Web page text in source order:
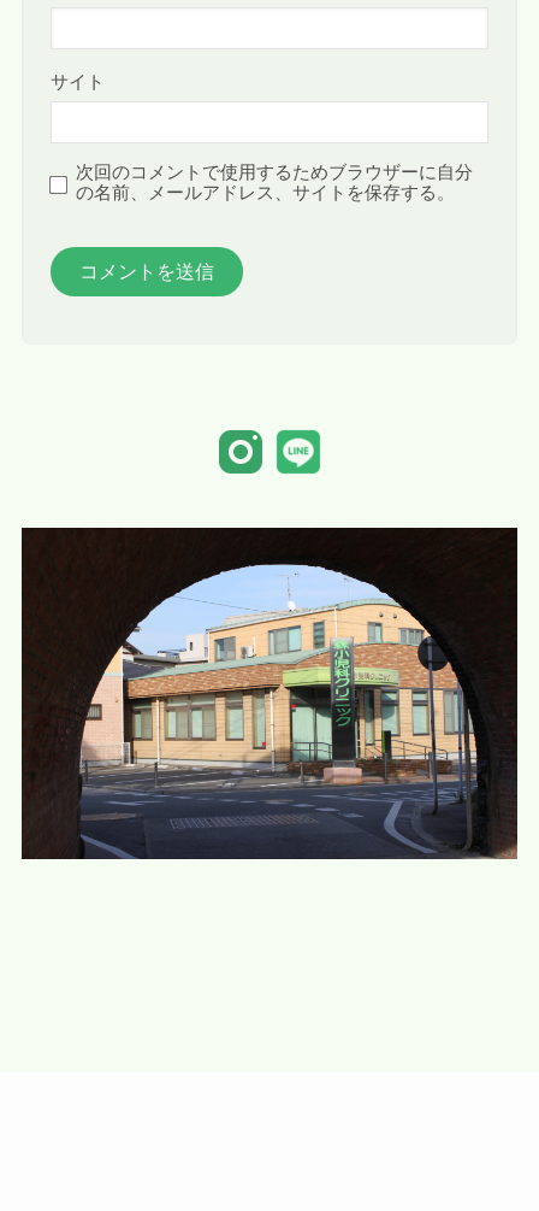
サイト
次回のコメントで使用するためブラウザーに自分
の名前、メールアドレス、サイトを保存する。